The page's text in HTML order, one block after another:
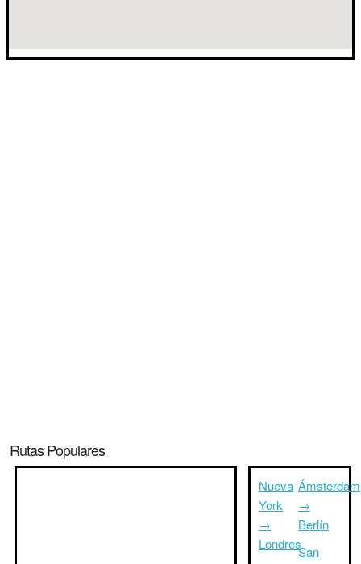
Rutas Populares
Nueva
York
→
Londres
Ámsterdam
→
Berlín
San